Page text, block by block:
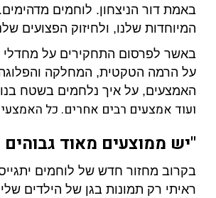
באמת דור הניצחון. לוחמים
המיוחדות שלנו, ולחיזוק הפצועים
על הרמה הטקטית, המחלקה
האמצעים, על איך נלחמים בשטח
ועוד אמצעים רבים אחרים. כל
"יש ממוצעים מאוד גבוהים
בקרוב מחזור חדש של לוחמים
ראיתי רק תמונות בגן של הילדים